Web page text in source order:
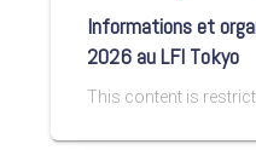
Informations et
2026 au LFI Tokyo
This content is